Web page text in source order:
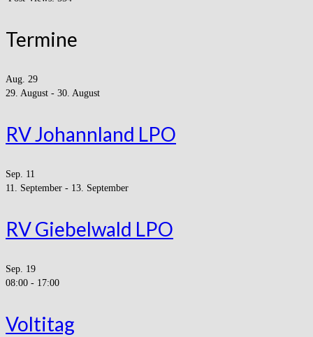
Termine
Aug. 29
29. August - 30. August
RV Johannland LPO
Sep. 11
11. September - 13. September
RV Giebelwald LPO
Sep. 19
08:00 - 17:00
Voltitag